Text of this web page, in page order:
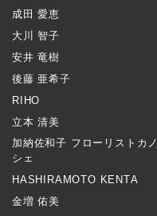
成田 愛恵
大川 智子
安井 竜樹
後藤 亜希子
RIHO
立本 清美
加納佐和子 フローリストカノ
シェ
HASHIRAMOTO KENTA
金増 佑美